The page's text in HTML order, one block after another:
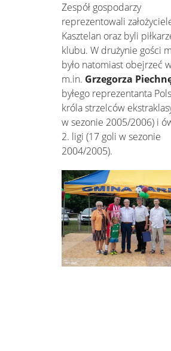
Zespół gospodarzy
reprezentowali
Kasztelan oraz byli
klubu. W drużynie gości
było natomiast obejrzeć
m.in. Grzegorza
byłego reprezentanta
króla strzelców
w sezonie 2005/2006) i
2. ligi (17 goli w sezonie
2004/2005).